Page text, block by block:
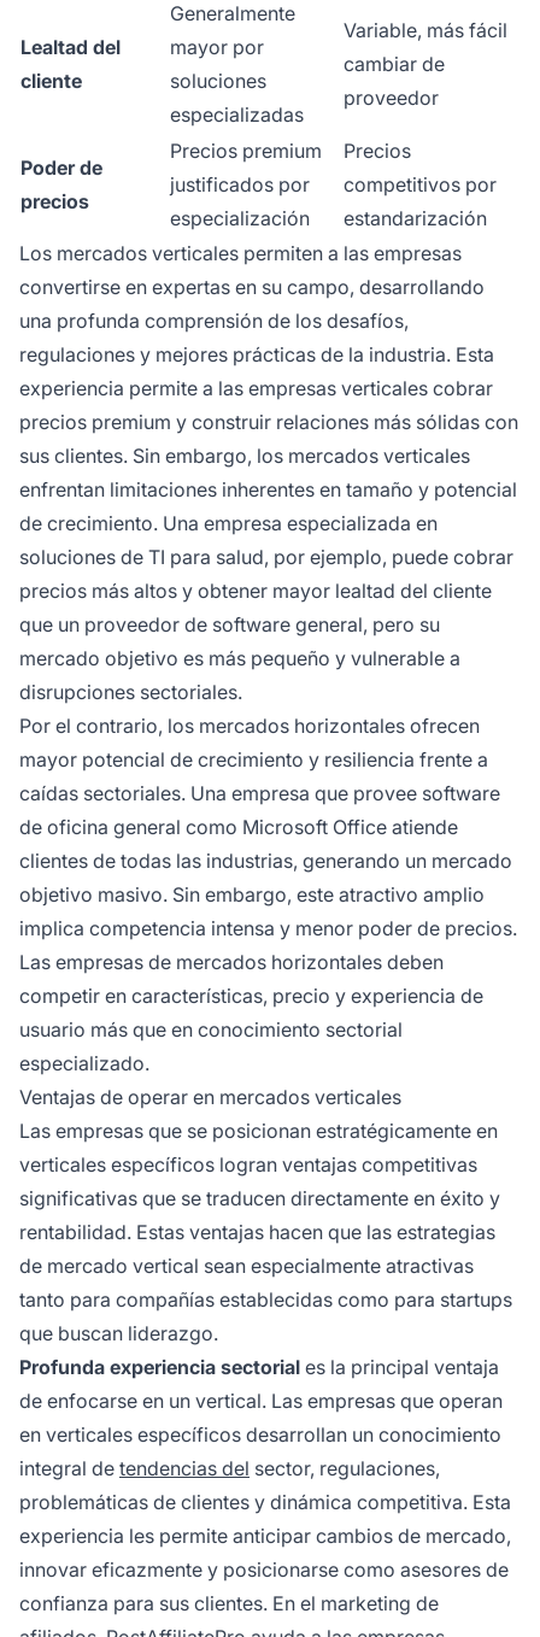
Lealtad del
cliente
Generalmente
mayor por
soluciones
especializadas
Variable, más fácil
cambiar de
proveedor
Poder de
precios
Precios premium
justificados por
especialización
Precios
competitivos por
estandarización
Los mercados verticales permiten a las empresas
convertirse en expertas en su campo, desarrollando
una profunda comprensión de los desafíos,
regulaciones y mejores prácticas de la industria. Esta
experiencia permite a las empresas verticales cobrar
precios premium y construir relaciones más sólidas con
sus clientes. Sin embargo, los mercados verticales
enfrentan limitaciones inherentes en tamaño y potencial
de crecimiento. Una empresa especializada en
soluciones de TI para salud, por ejemplo, puede cobrar
precios más altos y obtener mayor lealtad del cliente
que un proveedor de software general, pero su
mercado objetivo es más pequeño y vulnerable a
disrupciones sectoriales.
Por el contrario, los mercados horizontales ofrecen
mayor potencial de crecimiento y resiliencia frente a
caídas sectoriales. Una empresa que provee software
de oficina general como Microsoft Office atiende
clientes de todas las industrias, generando un mercado
objetivo masivo. Sin embargo, este atractivo amplio
implica competencia intensa y menor poder de precios.
Las empresas de mercados horizontales deben
competir en características, precio y experiencia de
usuario más que en conocimiento sectorial
especializado.
Ventajas de operar en mercados verticales
Las empresas que se posicionan estratégicamente en
verticales específicos logran ventajas competitivas
significativas que se traducen directamente en éxito y
rentabilidad. Estas ventajas hacen que las estrategias
de mercado vertical sean especialmente atractivas
tanto para compañías establecidas como para startups
que buscan liderazgo.
Profunda experiencia sectorial es la principal ventaja
de enfocarse en un vertical. Las empresas que operan
en verticales específicos desarrollan un conocimiento
integral de tendencias del sector, regulaciones,
problemáticas de clientes y dinámica competitiva. Esta
experiencia les permite anticipar cambios de mercado,
innovar eficazmente y posicionarse como asesores de
confianza para sus clientes. En el marketing de